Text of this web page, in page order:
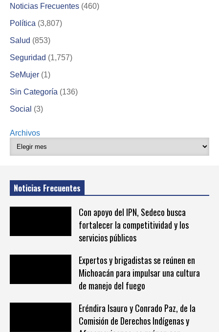
Noticias Frecuentes (460)
Política (3,807)
Salud (853)
Seguridad (1,757)
SeMujer (1)
Sin Categoría (136)
Social (3)
Archivos
Noticias Frecuentes
Con apoyo del IPN, Sedeco busca
fortalecer la competitividad y los
servicios públicos
Expertos y brigadistas se reúnen en
Michoacán para impulsar una cultura
de manejo del fuego
Eréndira Isauro y Conrado Paz, de la
Comisión de Derechos Indígenas y